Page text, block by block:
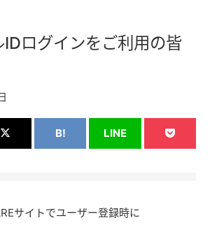
IDログインをご利用の皆
B! LINE
サイトでユーザー登録時に